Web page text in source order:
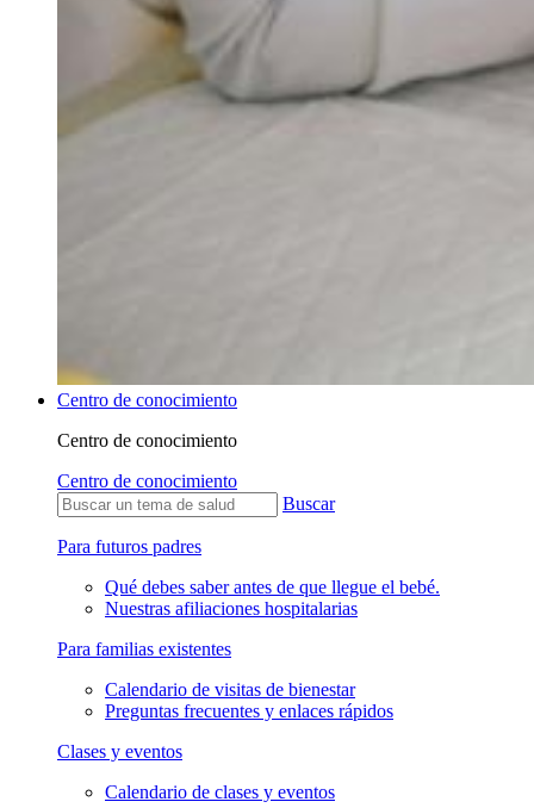
Centro de conocimiento
Centro de conocimiento
Centro de conocimiento
Buscar
Para futuros padres
Qué debes saber antes de que llegue el bebé.
Nuestras afiliaciones hospitalarias
Para familias existentes
Calendario de visitas de bienestar
Preguntas frecuentes y enlaces rápidos
Clases y eventos
Calendario de clases y eventos